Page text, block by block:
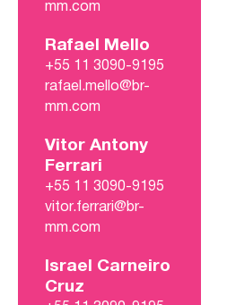
mm.com
Rafael Mello
+55 11 3090-9195
rafael.mello@br-
mm.com
Vitor Antony
Ferrari
+55 11 3090-9195
vitor.ferrari@br-
mm.com
Israel Carneiro
Cruz